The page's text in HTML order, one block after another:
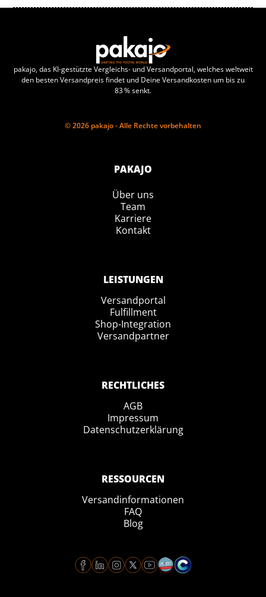
pakajo, das KI-gestützte Vergleichs- und Versandportal, welches weltweit
den besten Versandpreis findet und Deine Versandkosten um bis zu
83 % senkt.
© 2026 pakajo - Alle Rechte vorbehalten
PAKAJO
Über uns
Team
Karriere
Kontakt
LEISTUNGEN
Versandportal
Fulfillment
Shop-Integration
Versandpartner
RECHTLICHES
AGB
Impressum
Datenschutzerklärung
RESSOURCEN
Versandinformationen
FAQ
Blog